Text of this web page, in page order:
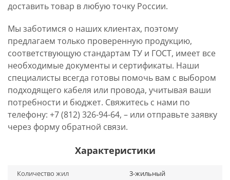
доставить товар в любую точку России.
Мы заботимся о наших клиентах, поэтому
предлагаем только проверенную продукцию,
соответствующую стандартам ТУ и ГОСТ, имеет все
необходимые документы и сертификаты. Наши
специалисты всегда готовы помочь вам с выбором
подходящего кабеля или провода, учитывая ваши
потребности и бюджет. Свяжитесь с нами по
телефону: +7 (812) 326-94-64, – или отправьте заявку
через форму обратной связи.
Характеристики
Количество жил
3-жильный